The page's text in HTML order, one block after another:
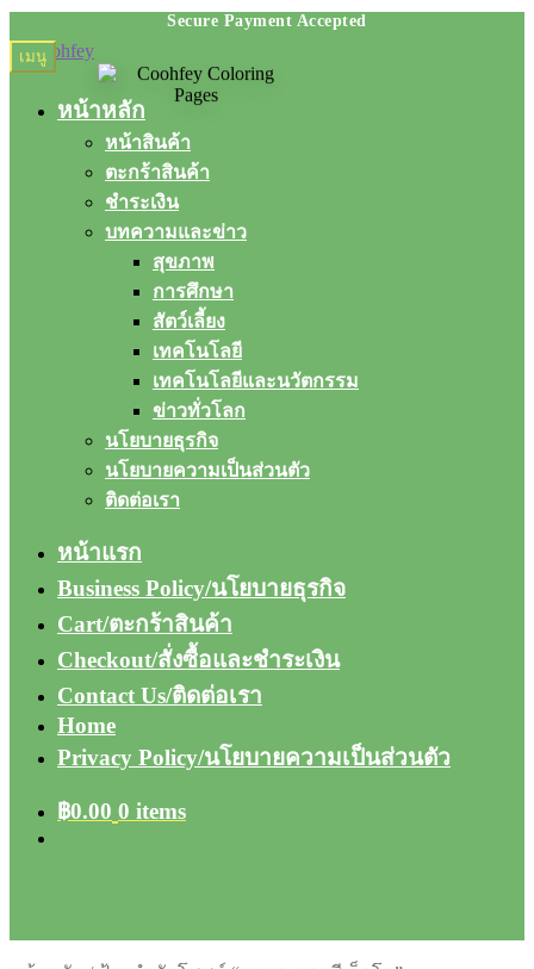
Skip
to
Skip
to
เมนู
หน้าหลัก
หน้าสินค้า
ตะกร้าสินค้า
ชำระเงิน
บทความและข่าว
สุขภาพ
การศึกษา
สัตว์เลี้ยง
เทคโนโลยี
เทคโนโลยีและนวัตกรรม
ข่าวทั่วโลก
นโยบายธุรกิจ
นโยบายความเป็นส่วนตัว
ติดต่อเรา
หน้าแรก
Business Policy/นโยบายธุรกิจ
Cart/ตะกร้าสินค้า
Checkout/สั่งซื้อและชำระเงิน
Contact Us/ติดต่อเรา
Home
Privacy Policy/นโยบายความเป็นส่วนตัว
฿0.00 0 items